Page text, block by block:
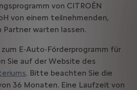
von CITROËN
von einem teilnehmenden,
warten lassen.
E-Auto-Förderprogramm für
Sie auf der Website des
. Bitte beachten Sie die
36 Monaten. Eine Laufzeit von